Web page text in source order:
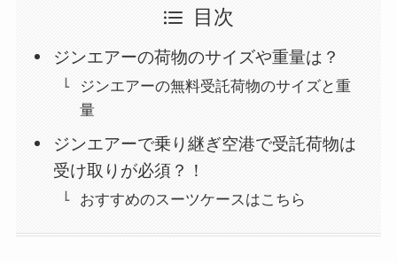
目次
ジンエアーの荷物のサイズや重量は？
ジンエアーの無料受託荷物のサイズと重
量
ジンエアーで乗り継ぎ空港で受託荷物は
受け取りが必須？！
おすすめのスーツケースはこちら